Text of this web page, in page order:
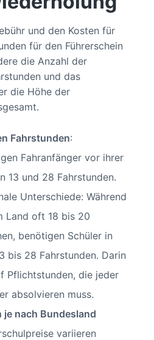
und den Kosten für
für den Führerschein
die Anzahl der
und das
die Höhe der
Fahrstunden:
Fahranfänger vor ihrer
13 und 28 Fahrstunden.
Unterschiede: Während
Land oft 18 bis 20
benötigen Schüler in
bis 28 Fahrstunden. Darin
Pflichtstunden, die jeder
absolvieren muss.
nach Bundesland
variieren